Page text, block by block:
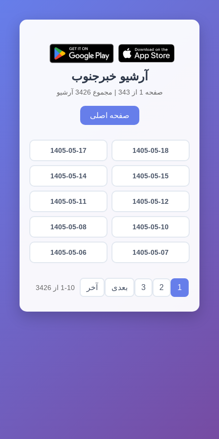
آرشیو خبرجنوب
صفحه 1 از 343 | مجموع 3426 آرشیو
صفحه اصلی
1405-05-18
1405-05-17
1405-05-15
1405-05-14
1405-05-12
1405-05-11
1405-05-10
1405-05-08
1405-05-07
1405-05-06
1
2
3 بعدی آخر 1-10 از 3426